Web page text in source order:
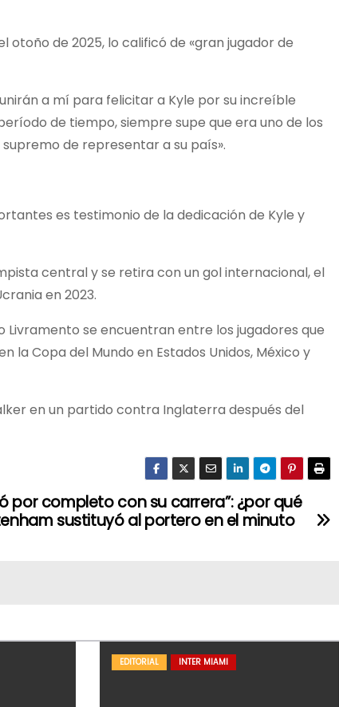
otoño de 2025, lo calificó de «gran jugador de
a mí para felicitar a Kyle por su increíble
de tiempo, siempre supe que era uno de los
de representar a su país».
es testimonio de la dedicación de Kyle y
central y se retira con un gol internacional, el
en 2023.
Livramento se encuentran entre los jugadores que
Copa del Mundo en Estados Unidos, México y
en un partido contra Inglaterra después del
por completo con su carrera”: ¿por qué
sustituyó al portero en el minuto
EDITORIAL INTER MIAMI